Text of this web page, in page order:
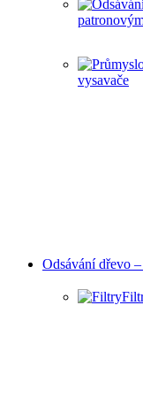
vysavače
Odsávání dřevo